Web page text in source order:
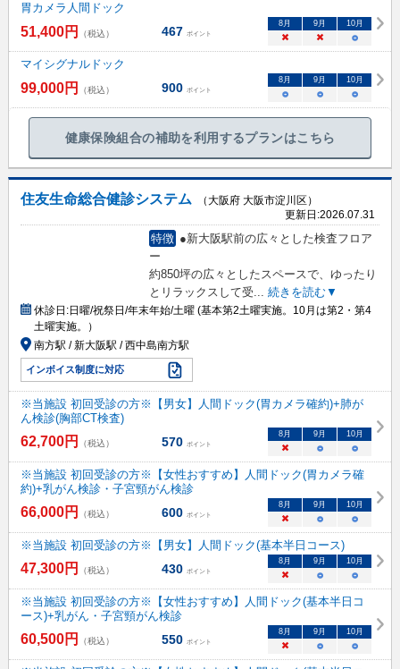
胃カメラ人間ドック
51,400円 （税込） 467 ポイント
8月 9月 10月
× × ○
マイシグナルドック
99,000円 （税込） 900 ポイント
8月 9月 10月
○ ○ ○
健康保険組合の補助を利用するプランはこちら
住友生命総合健診システム
（大阪府 大阪市淀川区）
更新日:2026.07.31
特徴 ●新大阪駅前の広々とした検査フロア
ー
約850坪の広々としたスペースで、ゆったり
とリラックスして受
続きを読む▼
休診日:日曜/祝祭日/年末年始/土曜 (基本第2土曜実施。10月は第2・第4
土曜実施。）
南方駅 / 新大阪駅 / 西中島南方駅
インボイス制度に対応
※当施設 初回受診の方※【男女】人間ドック(胃カメラ確約)+肺が
ん検診(胸部CT検査)
62,700円 （税込） 570 ポイント
8 月 9 月 10月
× ○ ○
※当施設 初回受診の方※【女性おすすめ】人間ドック(胃カメラ確
約)+乳がん検診・子宮頸がん検診
66,000円 （税込） 600 ポイント
8 月 9 月 10月
× ○ ○
※当施設 初回受診の方※【男女】人間ドック(基本半日コース)
47,300円 （税込） 430 ポイント
8 月 9 月 10月
× ○ ○
※当施設 初回受診の方※【女性おすすめ】人間ドック(基本半日コ
ース)+乳がん・子宮頸がん検診
60,500円 （税込） 550 ポイント
8 月 9 月 10月
× ○ ○